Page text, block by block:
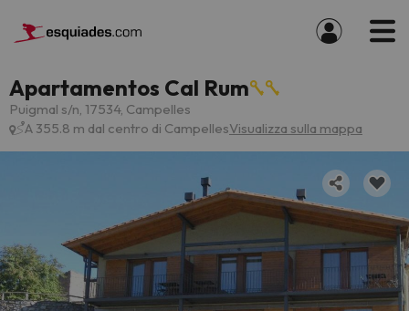
Apartamentos Cal Rum
Puigmal s/n, 17534, Campelles
A 355.8 m dal centro di CampellesVisualizza sulla mappa